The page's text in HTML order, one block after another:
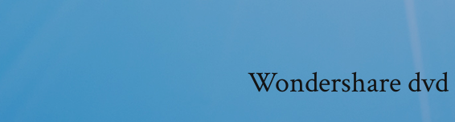
Wondershare